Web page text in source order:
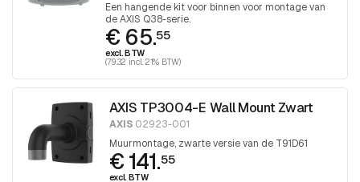
Een hangende kit voor binnen voor montage van
de AXIS Q38-serie.
€ 65.55
excl. BTW
(79.32 incl. 21% BTW)
AXIS TP3004-E Wall Mount Zwart
AXIS02923-001
Muurmontage, zwarte versie van de T91D61
€ 141.55
excl. BTW